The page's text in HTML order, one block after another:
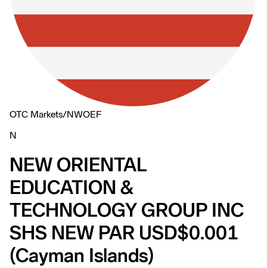
OTC Markets/NWOEF
N
NEW ORIENTAL
EDUCATION &
TECHNOLOGY GROUP INC
SHS NEW PAR USD$0.001
(Cayman Islands)